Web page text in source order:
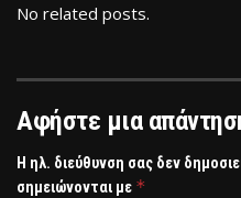
No related posts.
Αφήστε μια
Η ηλ. διεύθυνση σας δεν
σημειώνονται με *